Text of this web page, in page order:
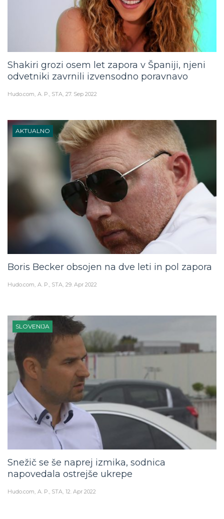
Shakiri grozi osem let zapora v Španiji, njeni
odvetniki zavrnili izvensodno poravnavo
Hudo.com A. P., STA 27. Sep 2022
AKTUALNO
Boris Becker obsojen na dve leti in pol zapora
Hudo.com A. P., STA 29. Apr 2022
SLOVENIJA
Snežič se še naprej izmika, sodnica
napovedala ostrejše ukrepe
Hudo.com A. P., STA 12. Apr 2022